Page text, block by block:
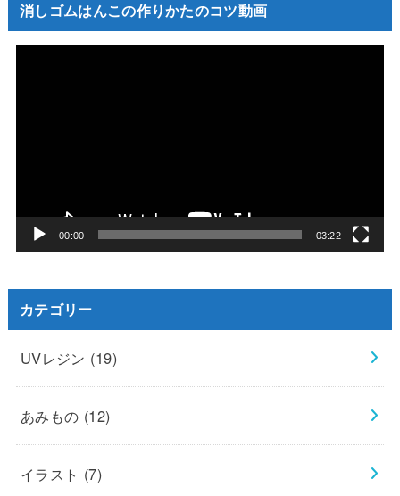
消しゴムはんこの作りかたのコツ動画
ー
00:00 03:22
カテゴリー
UVレジン (19)
あみもの (12)
イラスト (7)